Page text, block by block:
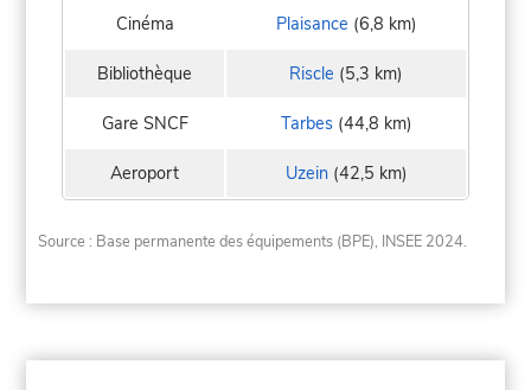
Cinéma Plaisance (6,8 km)
Bibliothèque Riscle (5,3 km)
Gare SNCF Tarbes(44,8 km)
Aeroport Uzein(42,5 km)
Source : Base permanente des équipements (BPE), INSEE 2024.